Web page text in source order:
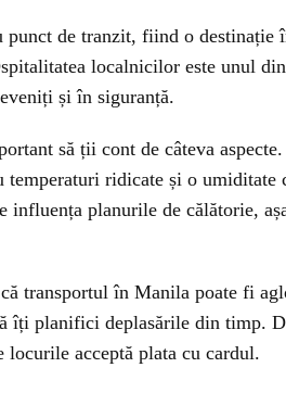
de tranzit, fiind o destinație
localnicilor este unul
și în siguranță.
să ții cont de câteva
temperaturi ridicate și o umiditate
planurile de călătorie,
transportul în Manila poate fi
îți planifici deplasările din timp.
locurile acceptă plata cu cardul.